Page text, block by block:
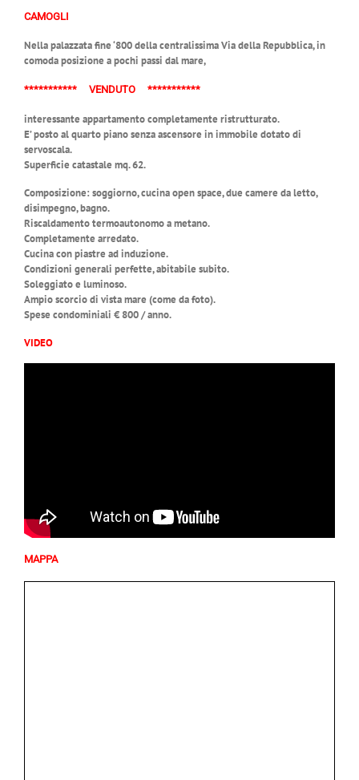
CAMOGLI
Nella palazzata fine ‘800 della centralissima Via della Repubblica, in
comoda posizione a pochi passi dal mare,
*********** VENDUTO ***********
interessante appartamento completamente ristrutturato.
E’ posto al quarto piano senza ascensore in immobile dotato di
servoscala.
Superficie catastale mq. 62.
Composizione: soggiorno, cucina open space, due camere da letto,
disimpegno, bagno.
Riscaldamento termoautonomo a metano.
Completamente arredato.
Cucina con piastre ad induzione.
Condizioni generali perfette, abitabile subito.
Soleggiato e luminoso.
Ampio scorcio di vista mare (come da foto).
Spese condominiali € 800 / anno.
VIDEO
MAPPA